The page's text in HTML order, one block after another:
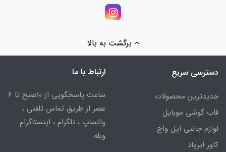
برگشت به بالا
دسترسی سریع
جدیدترین محصولات
قاب گوشی موبایل
لوازم جانبی اپل واچ
کاور ایرپاد
ارتباط با ما
ساعت پاسخگویی از 10صبح تا 6
عصر از طریق تماس تلفنی ،
واتساپ ، تلگرام ، اینستاگرام
وبله